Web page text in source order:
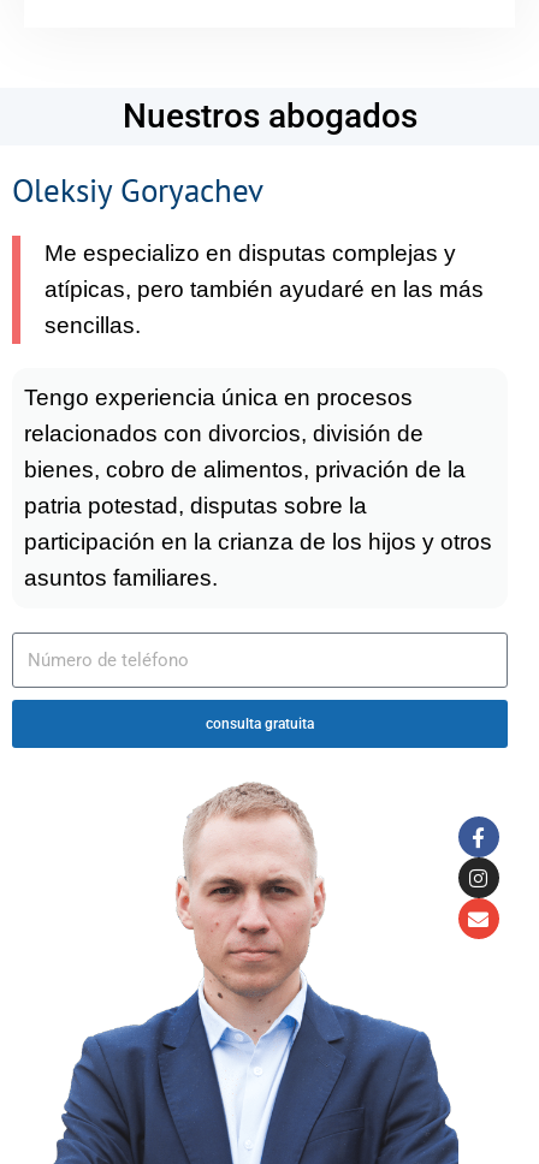
Nuestros abogados
Oleksiy Goryachev
Me especializo en disputas complejas y
atípicas, pero también ayudaré en las más
sencillas.
Tengo experiencia única en procesos
relacionados con divorcios, división de
bienes, cobro de alimentos, privación de la
patria potestad, disputas sobre la
participación en la crianza de los hijos y otros
asuntos familiares.
consulta gratuita